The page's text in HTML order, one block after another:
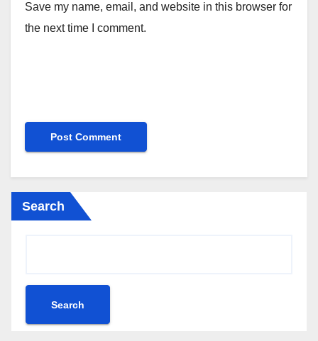
Save my name, email, and website in this browser for
the next time I comment.
Search
Search